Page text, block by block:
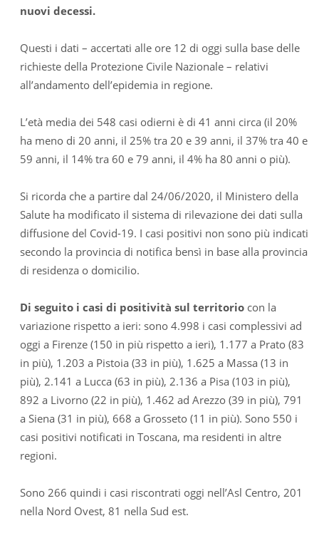
nuovi decessi.
Questi i dati – accertati alle ore 12 di oggi sulla base delle
richieste della Protezione Civile Nazionale – relativi
all’andamento dell’epidemia in regione.
L’età media dei 548 casi odierni è di 41 anni circa (il 20%
ha meno di 20 anni, il 25% tra 20 e 39 anni, il 37% tra 40 e
59 anni, il 14% tra 60 e 79 anni, il 4% ha 80 anni o più).
Si ricorda che a partire dal 24/06/2020, il Ministero della
Salute ha modificato il sistema di rilevazione dei dati sulla
diffusione del Covid-19. I casi positivi non sono più indicati
secondo la provincia di notifica bensì in base alla provincia
di residenza o domicilio.
Di seguito i casi di positività sul territorio con la
variazione rispetto a ieri: sono 4.998 i casi complessivi ad
oggi a Firenze (150 in più rispetto a ieri), 1.177 a Prato (83
in più), 1.203 a Pistoia (33 in più), 1.625 a Massa (13 in
più), 2.141 a Lucca (63 in più), 2.136 a Pisa (103 in più),
892 a Livorno (22 in più), 1.462 ad Arezzo (39 in più), 791
a Siena (31 in più), 668 a Grosseto (11 in più). Sono 550 i
casi positivi notificati in Toscana, ma residenti in altre
regioni.
Sono 266 quindi i casi riscontrati oggi nell’Asl Centro, 201
nella Nord Ovest, 81 nella Sud est.